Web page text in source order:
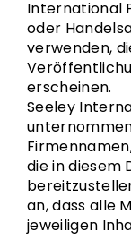
International
oder
verwenden,
erscheinen.
Seeley
die in diesem
an, dass alle
jeweiligen